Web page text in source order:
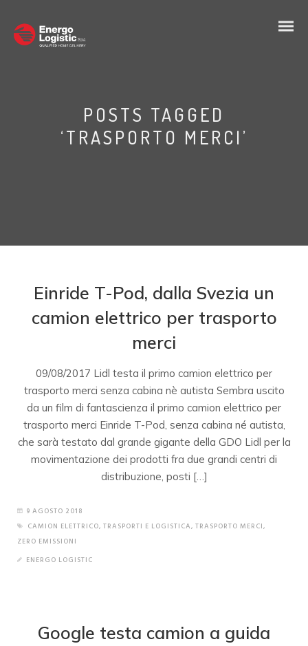
POSTS TAGGED
‘TRASPORTO MERCI’
Einride T-Pod, dalla Svezia un
camion elettrico per trasporto
merci
09/08/2017 Lidl testa il primo camion elettrico per
trasporto merci senza cabina nè autista Sembra uscito
da un film di fantascienza il primo camion elettrico per
trasporto merci Einride T-Pod, senza cabina né autista,
che sarà testato dal grande gigante della GDO Lidl per la
movimentazione dei prodotti fra due grandi centri di
distribuzione, posti […]
9 AGOSTO 2018
CAMION ELETTRICO, TRASPORTI E LOGISTICA, TRASPORTO MERCI,
ZERO EMISSIONI
ENERGO LOGISTIC
Google testa camion a guida